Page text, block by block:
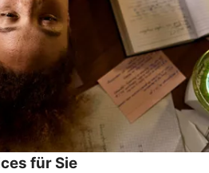
für Sie